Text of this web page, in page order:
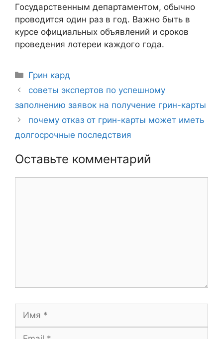
Государственным департаментом, обычно
проводится один раз в год. Важно быть в
курсе официальных объявлений и сроков
проведения лотереи каждого года.
Рубрики
Грин кард
Навигация
советы экспертов по успешному
заполнению заявок на получение грин-карты
почему отказ от грин-карты может иметь
долгосрочные последствия
Оставьте комментарий
Имя
Email